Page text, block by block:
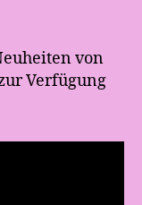
von
Verfügung